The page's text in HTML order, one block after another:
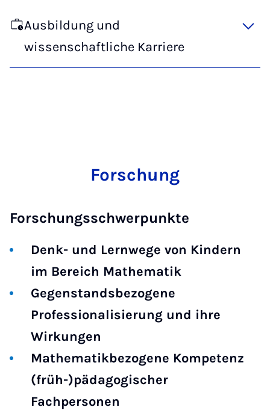
Ausbildung und
wissenschaftliche Karriere
Forschung
Forschungsschwerpunkte
Denk- und Lernwege von Kindern
im Bereich Mathematik
Gegenstandsbezogene
Professionalisierung und ihre
Wirkungen
Mathematikbezogene Kompetenz
(früh-)pädagogischer
Fachpersonen